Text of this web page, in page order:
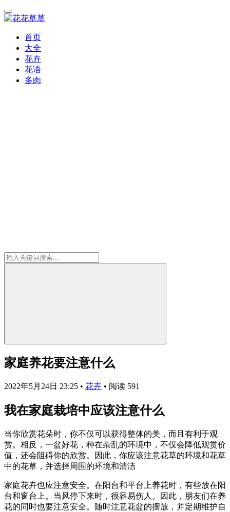
首页
大全
花卉
花语
多肉
家庭养花要注意什么
2022年5月24日 23:25 • 花卉 • 阅读 591
我在家庭栽培中应该注意什么
当你欣赏花朵时，你不仅可以获得整体的美，而且有利于观
赏。相反，一盆好花，种在杂乱的环境中，不仅会降低观赏价
值，还会阻碍你的欣赏。因此，你应该注意花草的环境和花草
中的花草，并选择周围的环境和清洁
家庭花卉也应注意安全。在阳台和平台上养花时，有些放在阳
台和窗台上。当风停下来时，很容易伤人。因此，朋友们在养
花的同时也要注意安全。随时注意花盆的摆放，并定期维护自